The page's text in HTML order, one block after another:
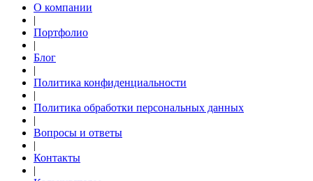
О компании
|
Портфолио
|
Блог
|
Политика конфиденциальности
|
Политика обработки персональных данных
|
Вопросы и ответы
|
Контакты
|